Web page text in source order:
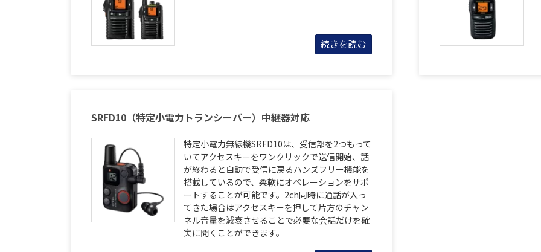
続きを読む
SRFD10（特定小電力トランシーバー）中継器対応
特定小電力無線機SRFD10は、受信部を2つもって
いてアクセスキーをワンクリックで送信開始、話
が終わると自動で受信に戻るハンズフリー機能を
搭載しているので、柔軟にオペレーションをサポ
ートすることが可能です。2ch同時に通話が入っ
てきた場合はアクセスキーを押して片方のチャン
ネル音量を減衰させることで必要な会話だけを確
実に聞くことができます。